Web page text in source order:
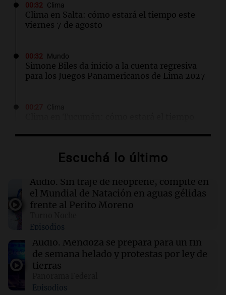
00:32 Clima
Clima en Salta: cómo estará el tiempo este
viernes 7 de agosto
00:32 Mundo
Simone Biles da inicio a la cuenta regresiva
para los Juegos Panamericanos de Lima 2027
Clima
este viernes 7 de agosto
00:16 Clima
viernes 7 de agosto
00:11
Clima en Rosario: cómo estará el tiempo este
Escuchá lo último
Audio. Sin traje de neoprene, compite en
el Mundial de Natación en aguas gélidas
frente al Perito Moreno
Episodios
Audio. Mendoza se prepara para un fin
de semana helado y protestas por ley de
tierras
Episodios